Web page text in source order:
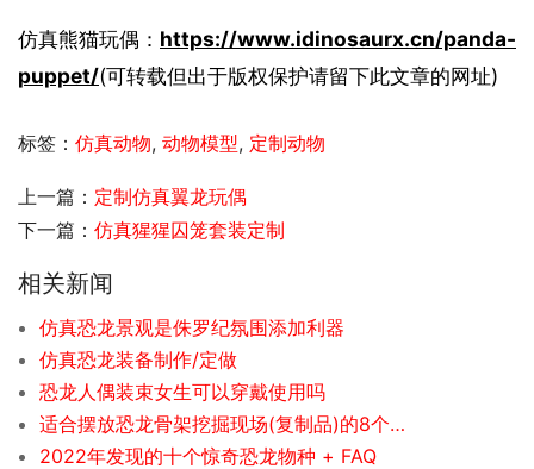
仿真熊猫玩偶： https://www.idinosaurx.cn/panda-
puppet/(可转载但出于版权保护请留下此文章的网址)
标签： 仿真动物, 动物模型, 定制动物
上一篇： 定制仿真翼龙玩偶
下一篇： 仿真猩猩囚笼套装定制
相关新闻
仿真恐龙景观是侏罗纪氛围添加利器
仿真恐龙装备制作/定做
恐龙人偶装束女生可以穿戴使用吗
适合摆放恐龙骨架挖掘现场(复制品)的8个主要娱乐地点
2022年发现的十个惊奇恐龙物种 + FAQ